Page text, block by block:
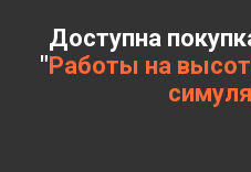
Доступна
" Работы на